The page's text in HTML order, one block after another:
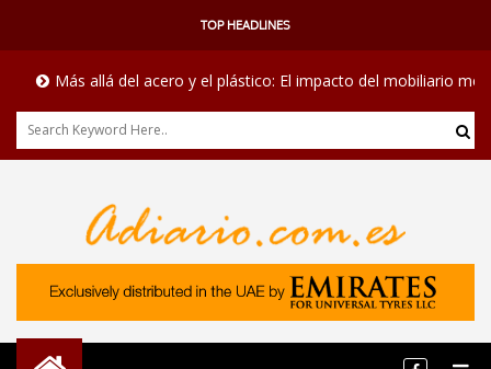
TOP HEADLINES
Más allá del acero y el plástico: El impacto del mobiliario médico